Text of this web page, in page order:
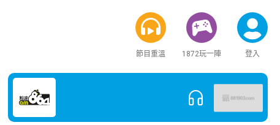
節目重溫 1872玩一陣 登入